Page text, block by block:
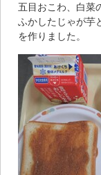
五目おこわ、白菜
ふかしたじゃが芋
を作りました。